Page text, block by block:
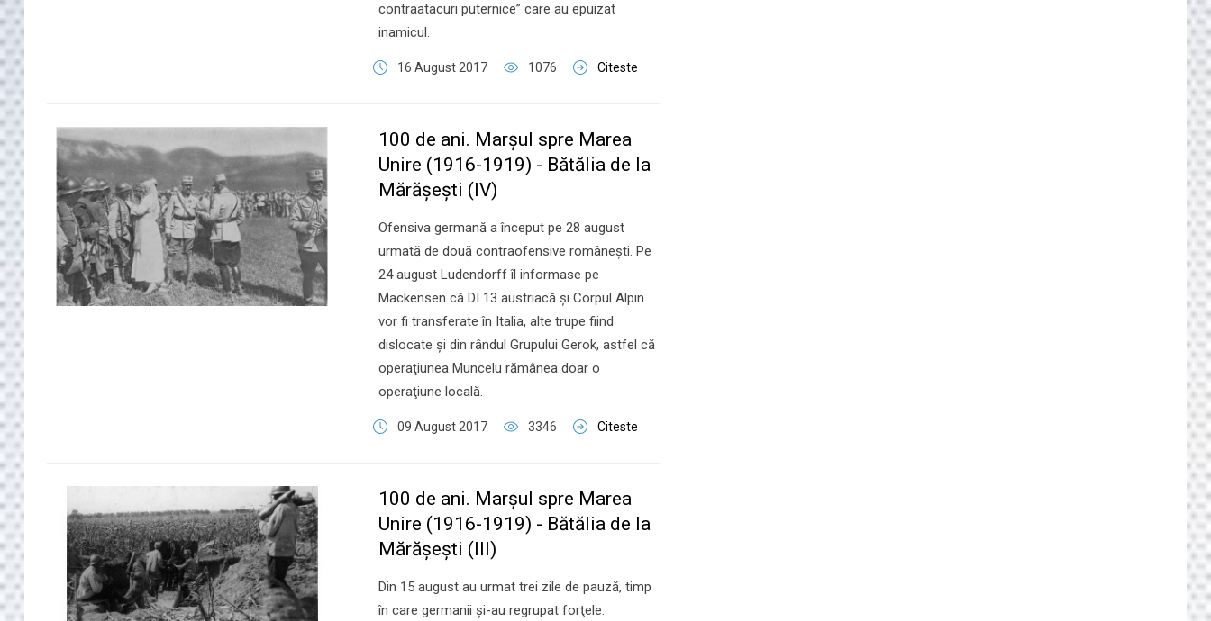
contraatacuri puternice” care au epuizat
inamicul.
16 August 2017 1076 Citeste
100 de ani. Marşul spre Marea
Unire (1916-1919) - Bătălia de la
Mărăşeşti (IV)
Ofensiva germană a început pe 28 august
urmată de două contraofensive româneşti. Pe
24 august Ludendorff îl informase pe
Mackensen că DI 13 austriacă şi Corpul Alpin
vor fi transferate în Italia, alte trupe fiind
dislocate şi din rândul Grupului Gerok, astfel că
operaţiunea Muncelu rămânea doar o
operaţiune locală.
09 August 2017 3346 Citeste
100 de ani. Marşul spre Marea
Unire (1916-1919) - Bătălia de la
Mărăşeşti (III)
​Din 15 august au urmat trei zile de pauză, timp
în care germanii şi-au regrupat forţele.